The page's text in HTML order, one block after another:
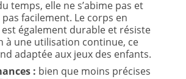
temps, elle ne s’abime pas et
pas facilement. Le corps en
également durable et résiste
à une utilisation continue, ce
adaptée aux jeux des enfants.
: bien que moins précises